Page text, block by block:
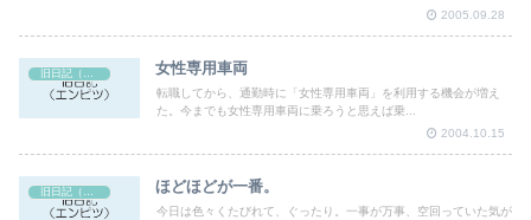
2005.09.28
旧日記（エンピツ） 女性専用車両
転職してから、通勤時に「女性専用車両」を利用する機会が増え
た。今までも女性専用車両に乗ろうと思えば乗...
2004.10.15
ほどほどが一番。
今日は色々くたびれて、ぐったり。一事が万事、空回っていた気が